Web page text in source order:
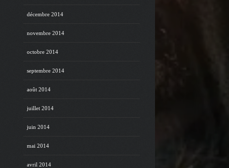
décembre 2014
novembre 2014
octobre 2014
septembre 2014
août 2014
juillet 2014
juin 2014
mai 2014
avril 2014